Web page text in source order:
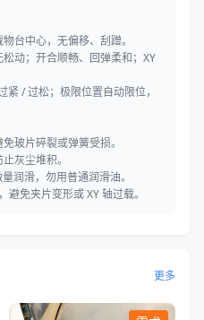
台中心，无偏移、刮蹭。
动；开合顺畅、回弹柔和；XY
/ 过松；极限位置自动限位，
玻片碎裂或弹簧受损。
灰尘堆积。
润滑，勿用普通润滑油。
免夹片变形或 XY 轴过载。
更多